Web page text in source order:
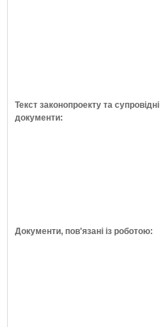
Текст законопроекту та супровідні
документи:
Документи, пов'язані із роботою: